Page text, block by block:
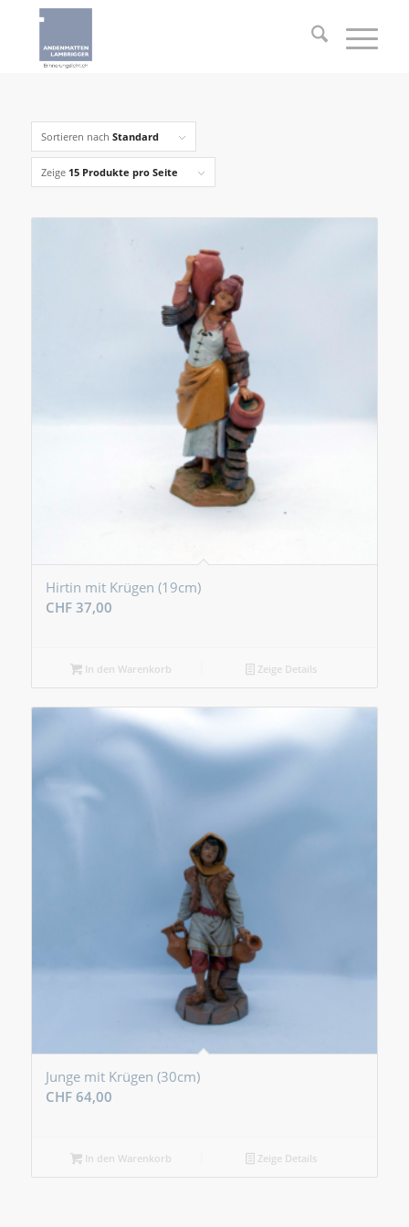
Sortieren nach Standard
Zeige 15 Produkte pro Seite
Hirtin mit Krügen (19cm)
CHF37,00
In den Warenkorb Zeige Details
Junge mit Krügen (30cm)
CHF64,00
In den Warenkorb Zeige Details